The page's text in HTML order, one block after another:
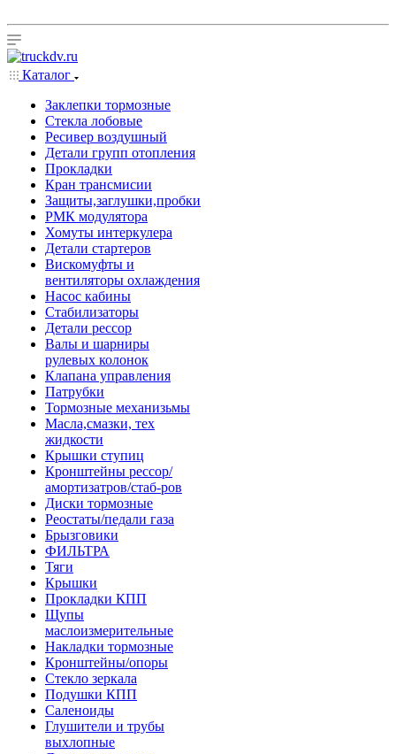
Каталог
Заклепки тормозные
Стекла лобовые
Ресивер воздушный
Детали групп отопления
Прокладки
Кран трансмисии
Защиты,заглушки,пробки
РМК модулятора
Хомуты интеркулера
Детали стартеров
Вискомуфты и
вентиляторы охлаждения
Насос кабины
Стабилизаторы
Детали рессор
Валы и шарниры
рулевых колонок
Клапана управления
Патрубки
Тормозные механизьмы
Масла,смазки, тех
жидкости
Крышки ступиц
Кронштейны рессор/
амортизатров/стаб-ров
Диски тормозные
Реостаты/педали газа
Брызговики
ФИЛЬТРА
Тяги
Крышки
Прокладки КПП
Щупы
маслоизмерительные
Накладки тормозные
Кронштейны/опоры
Стекло зеркала
Подушки КПП
Саленоиды
Глушители и трубы
выхлопные